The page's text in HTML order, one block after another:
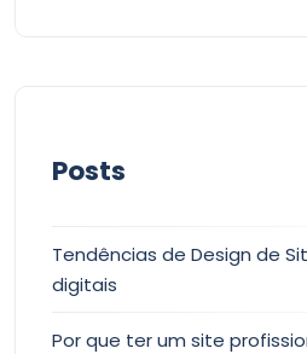
Posts
Tendências de Design de
digitais
Por que ter um site